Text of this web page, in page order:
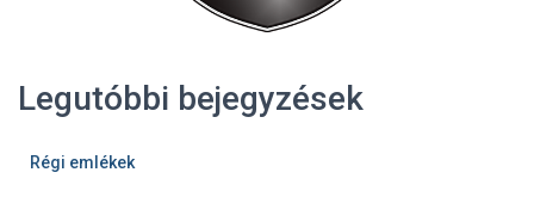
Legutóbbi bejegyzések
Régi emlékek